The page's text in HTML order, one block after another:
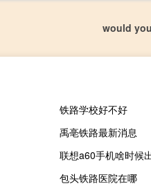
would
铁路学校好不好
禹亳铁路最新消息
联想a60手机啥时候
包头铁路医院在哪